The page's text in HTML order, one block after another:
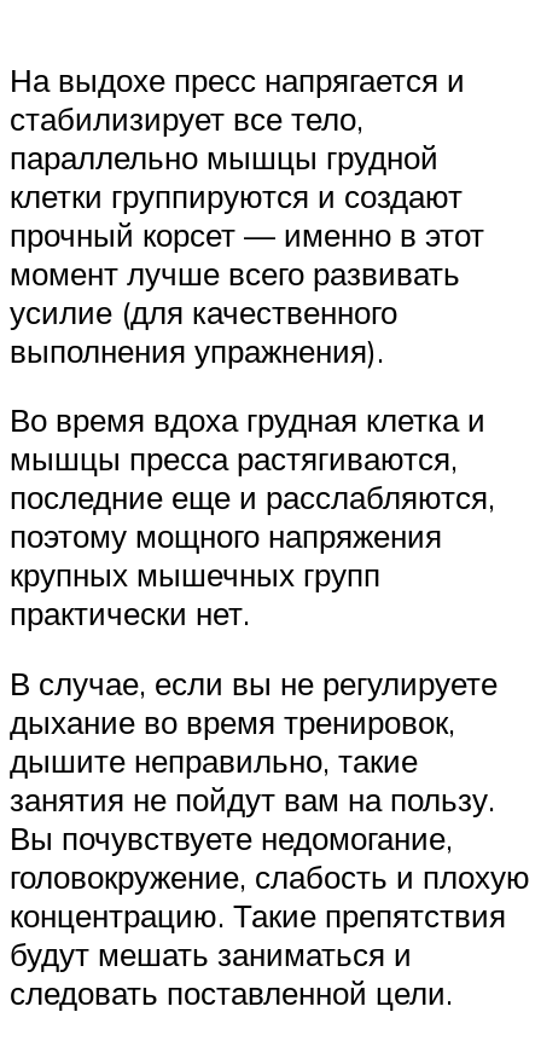
На выдохе пресс напрягается и
стабилизирует все тело,
параллельно мышцы грудной
клетки группируются и создают
прочный корсет — именно в этот
момент лучше всего развивать
усилие (для качественного
выполнения упражнения).
Во время вдоха грудная клетка и
мышцы пресса растягиваются,
последние еще и расслабляются,
поэтому мощного напряжения
крупных мышечных групп
практически нет.
В случае, если вы не регулируете
дыхание во время тренировок,
дышите неправильно, такие
занятия не пойдут вам на пользу.
Вы почувствуете недомогание,
головокружение, слабость и плохую
концентрацию. Такие препятствия
будут мешать заниматься и
следовать поставленной цели.